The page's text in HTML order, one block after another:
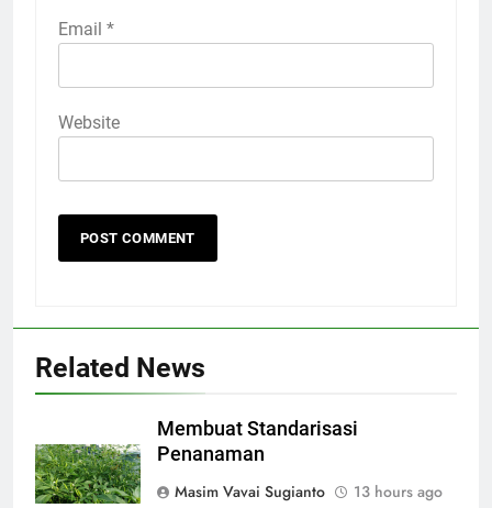
Email *
Website
Related News
Membuat Standarisasi
Penanaman
Masim Vavai Sugianto
13 hours ago